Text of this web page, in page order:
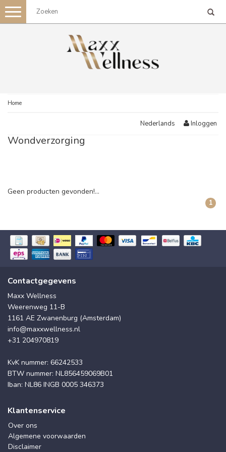
Toggle
navigation
Home
Nederlands Inloggen
Wondverzorging
Geen producten gevonden!...
1
Contactgegevens
Maxx Wellness
Weerenweg 11-B
1161 AE Zwanenburg (Amsterdam)
info@maxxwellness.nl
+31 204970819
KvK nummer: 66242533
BTW nummer: NL856459069B01
Iban: NL86 INGB 0005 346373
Klantenservice
Over ons
Algemene voorwaarden
Disclaimer